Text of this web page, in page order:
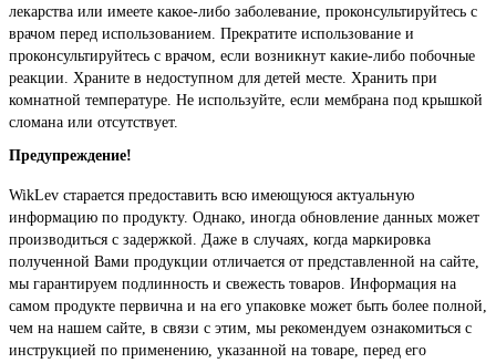
лекарства или имеете какое-либо заболевание, проконсультируйтесь с
врачом перед использованием. Прекратите использование и
проконсультируйтесь с врачом, если возникнут какие-либо побочные
реакции. Храните в недоступном для детей месте. Хранить при
комнатной температуре. Не используйте, если мембрана под крышкой
сломана или отсутствует.
Предупреждение!
WikLev старается предоставить всю имеющуюся актуальную
информацию по продукту. Однако, иногда обновление данных может
производиться с задержкой. Даже в случаях, когда маркировка
полученной Вами продукции отличается от представленной на сайте,
мы гарантируем подлинность и свежесть товаров. Информация на
самом продукте первична и на его упаковке может быть более полной,
чем на нашем сайте, в связи с этим, мы рекомендуем ознакомиться с
инструкцией по применению, указанной на товаре, перед его